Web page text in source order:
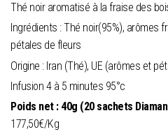
Thé noir aromatisé à la fraise des
Ingrédients : Thé noir(95%), arômes
pétales de fleurs
Origine : Iran (Thé), UE (arômes et
Infusion 4 à 5 minutes 95°c
Poids net : 40g (20 sachets
177,50€/Kg